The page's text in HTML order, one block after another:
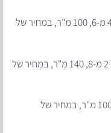
דירת 4 חדרים ברחוב הרצל בחולון, קומה 4 מ-6, 100 מ"ר, במחיר של
דירת 4 חדרים ברחוב הרצל בחדרה, קומה 2 מ-8, 140 מ"ר, במחיר של
דירת 4 חדרים ביהוד-מונסון, קומה 2 מ-4, 100 מ"ר, במחיר של